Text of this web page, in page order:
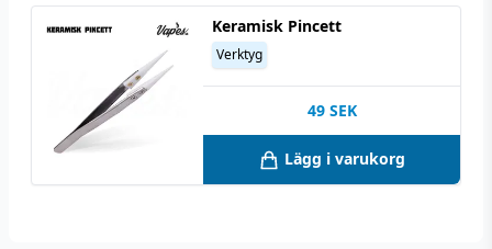
Keramisk Pincett
Verktyg
49 SEK
Lägg i varukorg